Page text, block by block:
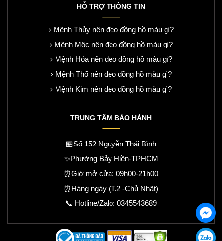
HỖ TRỢ THÔNG TIN
Mệnh Thủy nên đeo đồng hồ màu gì?
Mệnh Mộc nên đeo đồng hồ màu gì?
Mệnh Hỏa nên đeo đồng hồ màu gì?
Mệnh Thổ nên đeo đồng hồ màu gì?
Mệnh Kim nên đeo đồng hồ màu gì?
TRUNG TÂM BẢO HÀNH
🏪Số 152 Nguyễn Thái Bình
✨Phường Bảy Hiền-TPHCM
⏰Giờ mở cửa: 09h00-21h00
⏰Hàng ngày (T.2 -Chủ Nhật)
📞 Hotline/Zalo: 0345543689